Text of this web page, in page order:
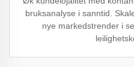
bruksanalyse i sanntid.
nye markedstrender i